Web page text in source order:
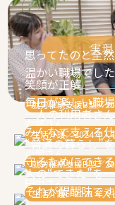
実
思ってたのと全
温かい職場でした
就労継続支援B型／
安部さん
笑顔が正解
毎日が楽しい職
生活介護／2024年入
小堀さん
一人の利用者さ
みんなで支える仕
就労継続支援B型／
田中さん
“普通の暮らし”を
守るためにでき
生活介護／2021年入
人の“できた”を
それが醍醐味です